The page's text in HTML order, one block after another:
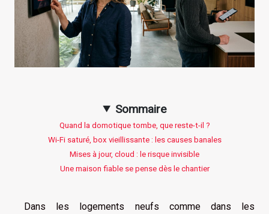
Sommaire
Quand la domotique tombe, que reste-t-il ?
Wi-Fi saturé, box vieillissante : les causes banales
Mises à jour, cloud : le risque invisible
Une maison fiable se pense dès le chantier
Dans les logements neufs comme dans les